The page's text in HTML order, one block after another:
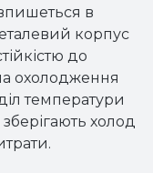
в
корпус
до
охолодження
температури
зберігають холод